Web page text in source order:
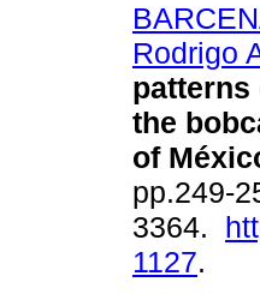
Rodrigo
patterns
the
of
pp.249-
3364.
1127.